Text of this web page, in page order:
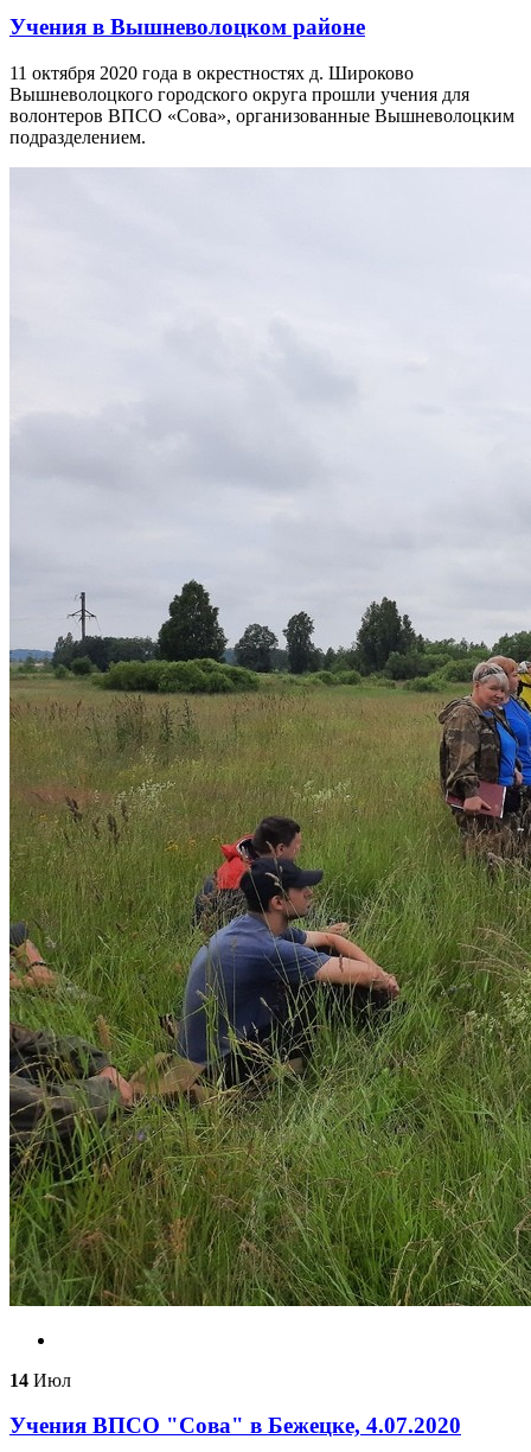
Учения в Вышневолоцком районе
11 октября 2020 года в окрестностях д. Широково
Вышневолоцкого городского округа прошли учения для
волонтеров ВПСО «Сова», организованные Вышневолоцким
подразделением.
14 Июл
Учения ВПСО "Сова" в Бежецке, 4.07.2020